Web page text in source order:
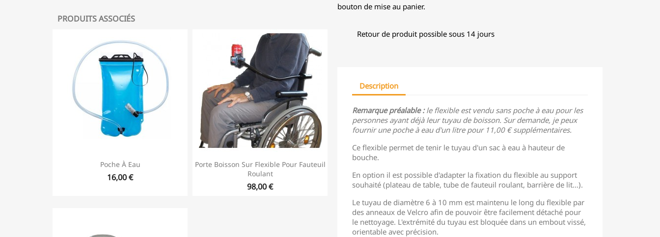
PRODUITS ASSOCIÉS
Poche À Eau
16,00 €
Porte Boisson Sur Flexible Pour Fauteuil
Roulant
98,00 €
bouton de mise au panier.
Retour de produit possible sous 14 jours
Description
Remarque préalable :le flexible est vendu sans poche à eau pour les
personnes ayant déjà leur tuyau de boisson. Sur demande, je peux
fournir une poche à eau d'un litre pour 11,00 € supplémentaires.
Ce flexible permet de tenir le tuyau d'un sac à eau à hauteur de
bouche.
En option il est possible d'adapter la fixation du flexible au support
souhaité (plateau de table, tube de fauteuil roulant, barrière de lit...).
Le tuyau de diamètre 6 à 10 mm est maintenu le long du flexible par
des anneaux de Velcro afin de pouvoir être facilement détaché pour
le nettoyage. L'extrémité du tuyau est bloquée dans un embout vissé,
orientable avec précision.